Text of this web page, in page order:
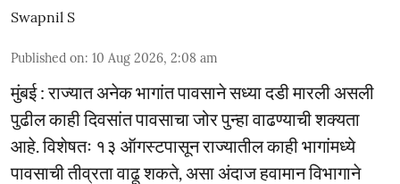
Swapnil S
Published on: 10 Aug 2026, 2:08 am
मुंबई : राज्यात अनेक भागांत पावसाने सध्या दडी मारली असली
पुढील काही दिवसांत पावसाचा जोर पुन्हा वाढण्याची शक्यता
आहे. विशेषतः १३ ऑगस्टपासून राज्यातील काही भागांमध्ये
पावसाची तीव्रता वाढू शकते, असा अंदाज हवामान विभागाने